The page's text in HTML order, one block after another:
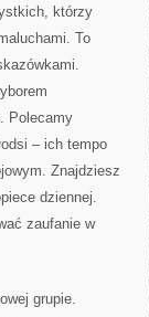
którzy
To
Polecamy
– ich tempo
Znajdziesz
dziennej.
zaufanie w
grupie.